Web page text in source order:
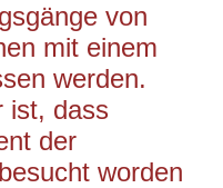
von
mit einem
werden.
ist, dass
der
worden